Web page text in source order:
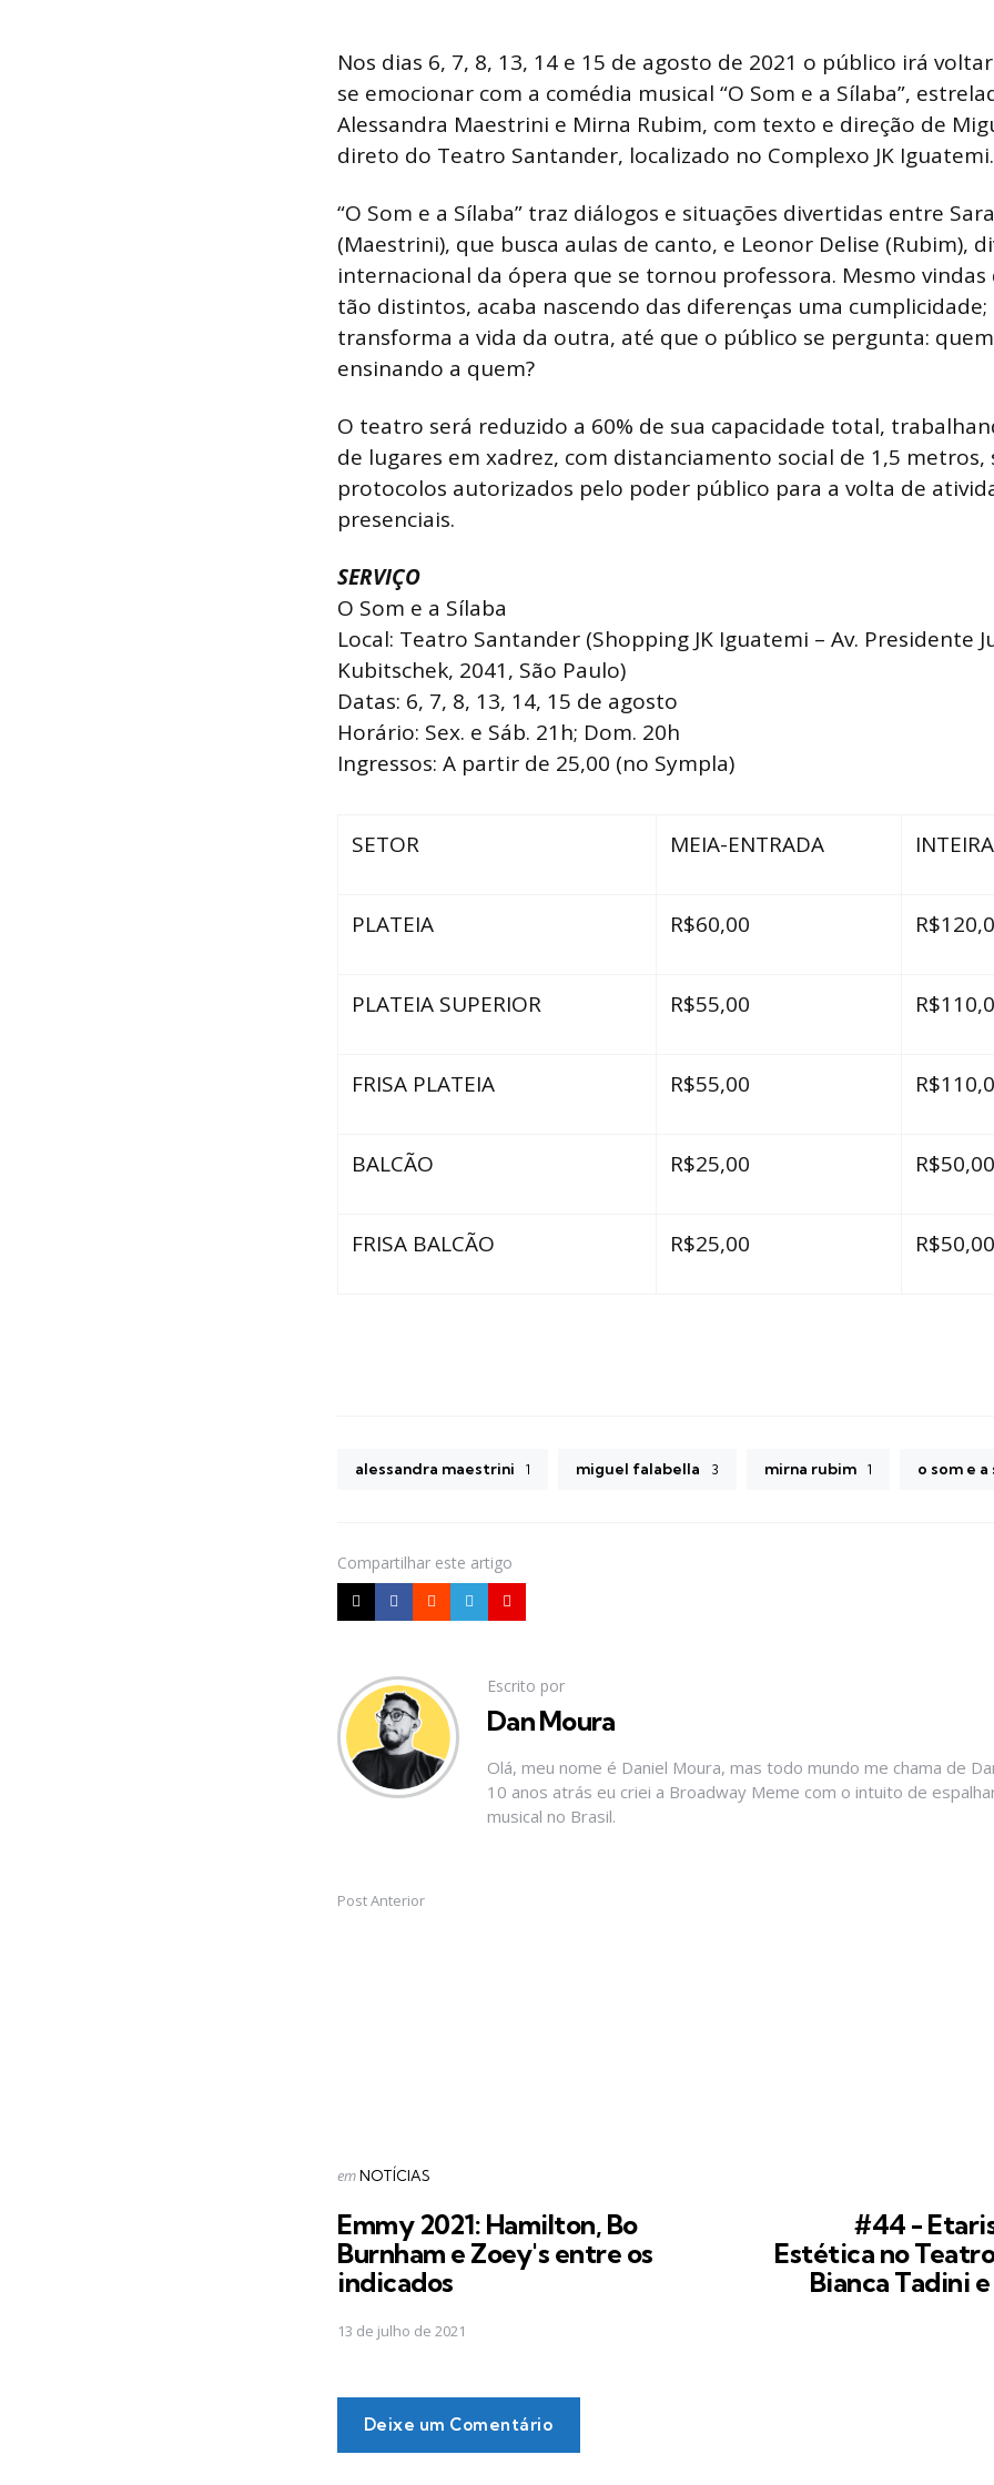
Nos dias 6, 7, 8, 13, 14 e 15 de agosto de 2021 o público irá
se emocionar com a comédia musical “O Som e a Sílaba”,
Alessandra Maestrini e Mirna Rubim, com texto e direção de
direto do Teatro Santander, localizado no Complexo JK Iguatemi.
“O Som e a Sílaba” traz diálogos e situações divertidas entre
(Maestrini), que busca aulas de canto, e Leonor Delise (Rubim),
internacional da ópera que se tornou professora. Mesmo vindas
tão distintos, acaba nascendo das diferenças uma cumplicidade;
transforma a vida da outra, até que o público se pergunta:
ensinando a quem?
O teatro será reduzido a 60% de sua capacidade total,
de lugares em xadrez, com distanciamento social de 1,5 metros,
protocolos autorizados pelo poder público para a volta de
presenciais.
SERVIÇO
O Som e a Sílaba
Local: Teatro Santander (Shopping JK Iguatemi – Av. Presidente
Kubitschek, 2041, São Paulo)
Datas: 6, 7, 8, 13, 14, 15 de agosto
Horário: Sex. e Sáb. 21h; Dom. 20h
Ingressos: A partir de 25,00 (no Sympla)
SETOR MEIA-ENTRADA INTEIRA
PLATEIA R$60,00
PLATEIA SUPERIOR R$55,00
FRISA PLATEIA R$55,00
BALCÃO R$25,00 R$50,00
FRISA BALCÃO R$25,00 R$50,00
alessandra maestrini 1 miguel falabella 3 mirna rubim 1 o som e a
Compartilhar este artigo
Escrito por
Dan Moura
Olá, meu nome é Daniel Moura, mas todo mundo me chama de
10 anos atrás eu criei a Broadway Meme com o intuito de
musical no Brasil.
Post
Post Anterior
Postado
emNOTÍCIAS
Emmy 2021: Hamilton, Bo
Burnham e Zoey's entre os
indicados
13 de julho de 2021
#44 -
Estética no
Bianca Tadini
Deixe um Comentário